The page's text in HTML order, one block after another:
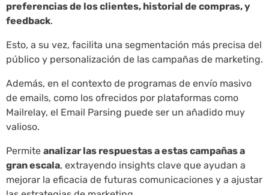
preferencias de los clientes, historial de compras, y
feedback.
Esto, a su vez, facilita una segmentación más precisa del
público y personalización de las campañas de marketing.
Además, en el contexto de programas de envío masivo
de emails, como los ofrecidos por plataformas como
Mailrelay, el Email Parsing puede ser un añadido muy
valioso.
Permite analizar las respuestas a estas campañas a
gran escala, extrayendo insights clave que ayudan a
mejorar la eficacia de futuras comunicaciones y a ajustar